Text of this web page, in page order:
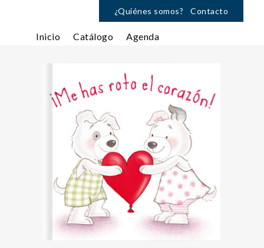
¿Quiénes somos? Contacto
Inicio Catálogo Agenda